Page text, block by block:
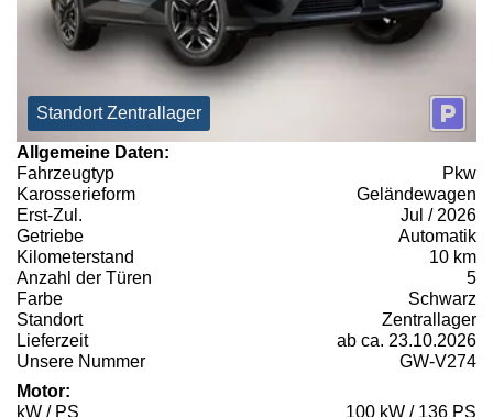
Standort Zentrallager
Allgemeine Daten:
Fahrzeugtyp
Pkw
Karosserieform
Geländewagen
Erst-Zul.
Jul / 2026
Getriebe
Automatik
Kilometerstand
10 km
Anzahl der Türen
5
Farbe
Schwarz
Standort
Zentrallager
Lieferzeit
ab ca. 23.10.2026
Unsere Nummer
GW-V274
Motor:
kW / PS
100 kW / 136 PS